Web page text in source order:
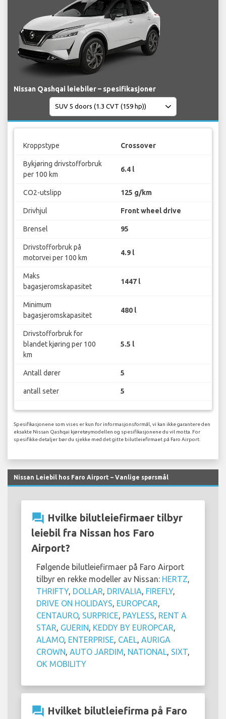
Nissan Qashqai leiebiler – spesifikasjoner
Kroppstype Crossover
Bykjøring drivstofforbruk
per 100 km
6.4 l
CO2-utslipp 125 g/km
Drivhjul Front wheel drive
Brensel 95
Drivstofforbruk på
motorvei per 100 km
4.9 l
Maks
bagasjeromskapasitet
1447 l
Minimum
bagasjeromskapasitet
480 l
Drivstofforbruk for
blandet kjøring per 100
km
5.5 l
Antall dører 5
antall seter 5
Spesifikasjonene som vises er kun for informasjonsformål, vi kan ikke garantere den
eksakte Nissan Qashqai kjøretøymodellen og spesifikasjonene du vil motta. For
spesifikke detaljer bør du sjekke med det gitte bilutleiefirmaet på Faro Airport.
Nissan Leiebil hos Faro Airport – Vanlige spørsmål
question_answer Hvilke bilutleiefirmaer tilbyr
leiebil fra Nissan hos Faro
Airport?
Følgende bilutleiefirmaer på Faro Airport
tilbyr en rekke modeller av Nissan: HERTZ
THRIFTY, DOLLAR DRIVALIA FIREFLY,
DRIVE ON HOLIDAYS EUROPCAR
CENTAURO, SURPRICE PAYLESS RENT A
STAR GUERIN KEDDY BY EUROPCAR
ALAMO, ENTERPRISE CAEL
AURIGA
CROWN AUTO JARDIM NATIONAL SIXT
OK MOBILITY
question_answer Hvilket bilutleiefirma på Faro